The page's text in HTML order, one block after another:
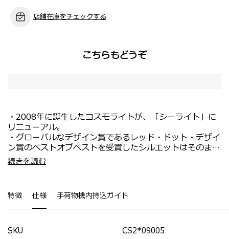
店舗在庫をチェックする
こちらもどうぞ
・2008年に誕生したコスモライトが、「シーライト」に
リニューアル。
・グローバルなデザイン賞であるレッド・ドット・デザイ
ン賞のベストオブベストを受賞したシルエットはそのまま
継承。
・スムーズに回転するダブルホイールとダブルチューブ伸
・本体には衝撃耐性と軽量性を兼ね備えた革新的素材
Curv®（カーヴ）を採用。
素材Recyclex™（リサイクレックス）を採用。
・海外旅行や留学、長期の出張にもおすすめ。
・約3.1kgと軽量のため持ち運びも楽々です。
続きを読む
特徴 仕様 手荷物機内持込ガイド
SKU CS2*09005